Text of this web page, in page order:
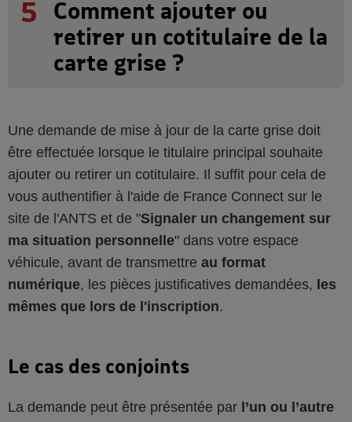
5
Comment ajouter ou
retirer un cotitulaire de la
carte grise ?
Une demande de mise à jour de la carte grise doit
être effectuée lorsque le titulaire principal souhaite
ajouter ou retirer un cotitulaire. Il suffit pour cela de
vous authentifier à l'aide de France Connect sur le
site de l'ANTS et de "Signaler un changement sur
ma situation personnelle" dans votre espace
véhicule, avant de transmettre au format
numérique, les pièces justificatives demandées, les
mêmes que lors de l'inscription.
Le cas des conjoints
La demande peut être présentée par l’un ou l’autre